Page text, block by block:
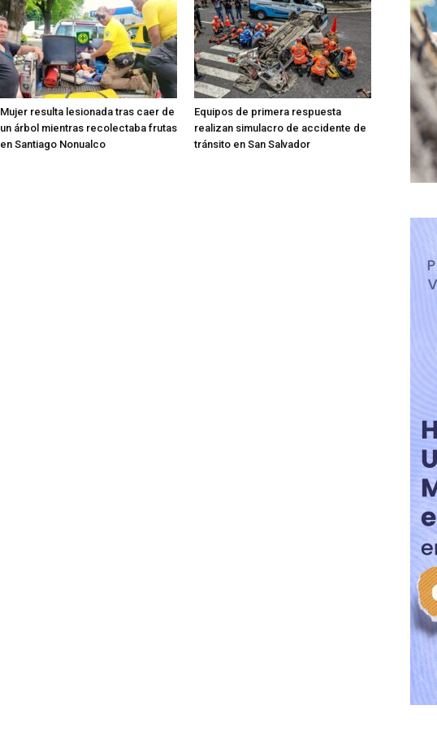
Mujer resulta lesionada tras caer de
un árbol mientras recolectaba frutas
en Santiago Nonualco
Equipos de primera respuesta
realizan simulacro de accidente de
tránsito en San Salvador